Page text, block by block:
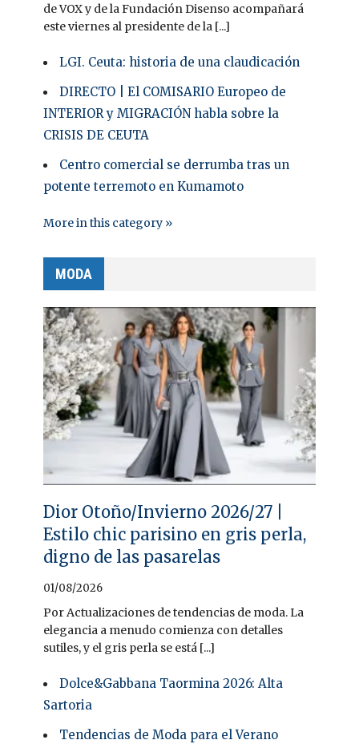
de VOX y de la Fundación Disenso acompañará
este viernes al presidente de la [...]
LGI. Ceuta: historia de una claudicación
DIRECTO | El COMISARIO Europeo de
INTERIOR y MIGRACIÓN habla sobre la
CRISIS DE CEUTA
Centro comercial se derrumba tras un
potente terremoto en Kumamoto
More in this category »
MODA
Dior Otoño/Invierno 2026/27 |
Estilo chic parisino en gris perla,
digno de las pasarelas
01/08/2026
Por Actualizaciones de tendencias de moda. La
elegancia a menudo comienza con detalles
sutiles, y el gris perla se está [...]
Dolce&Gabbana Taormina 2026: Alta
Sartoria
Tendencias de Moda para el Verano